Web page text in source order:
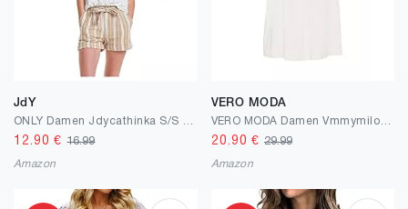
JdY
12.90 €16.99
Amazon
VERO MODA
20.90 € 29.99
Amazon